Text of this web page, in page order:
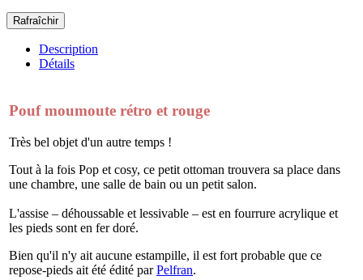
Description
Détails
Pouf moumoute rétro et rouge
Très bel objet d'un autre temps !
Tout à la fois Pop et cosy, ce petit ottoman trouvera sa place dans
une chambre, une salle de bain ou un petit salon.
L'assise – déhoussable et lessivable – est en fourrure acrylique et
les pieds sont en fer doré.
Bien qu'il n'y ait aucune estampille, il est fort probable que ce
repose-pieds ait été édité parPelfran.